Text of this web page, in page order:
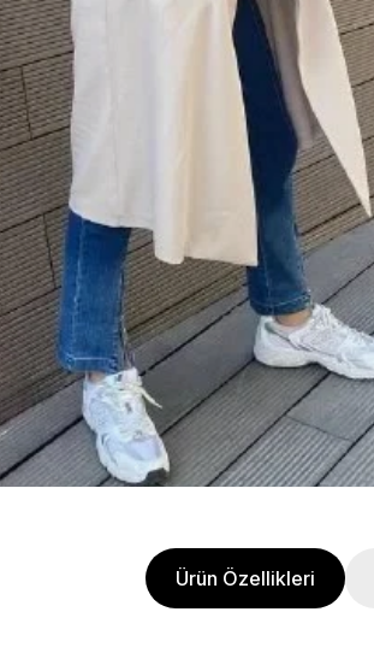
Ürün Özellikleri